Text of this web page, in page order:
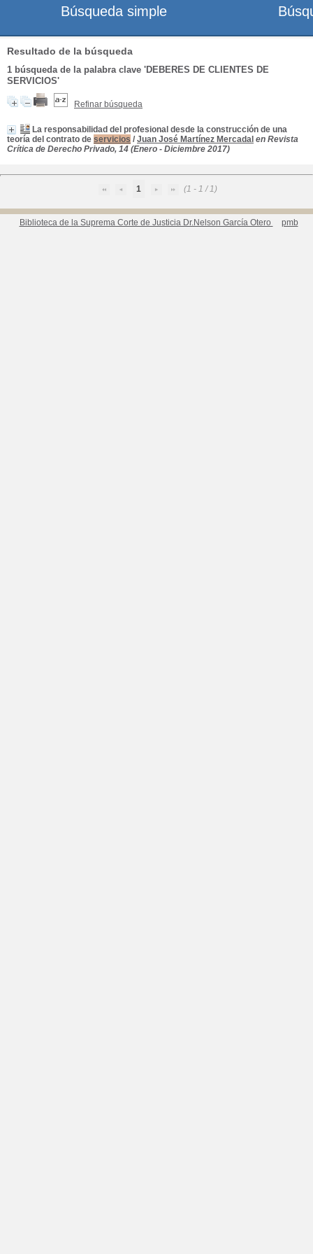
Resultado de la búsqueda
1 búsqueda de la palabra clave 'DEBERES DE CLIENTES DE
SERVICIOS'
Refinar búsqueda
La responsabilidad del profesional desde la construcción de una
teoría del contrato de servicios / Juan José Martínez Mercadal en Revista
Crítica de Derecho Privado, 14 (Enero - Diciembre 2017)
1 (1 - 1 / 1)
Biblioteca de la Suprema Corte de Justicia Dr.Nelson García Otero pmb
Búsqueda simple